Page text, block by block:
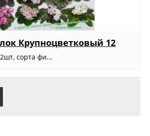
Крупноцветковый 12
сорта фи...